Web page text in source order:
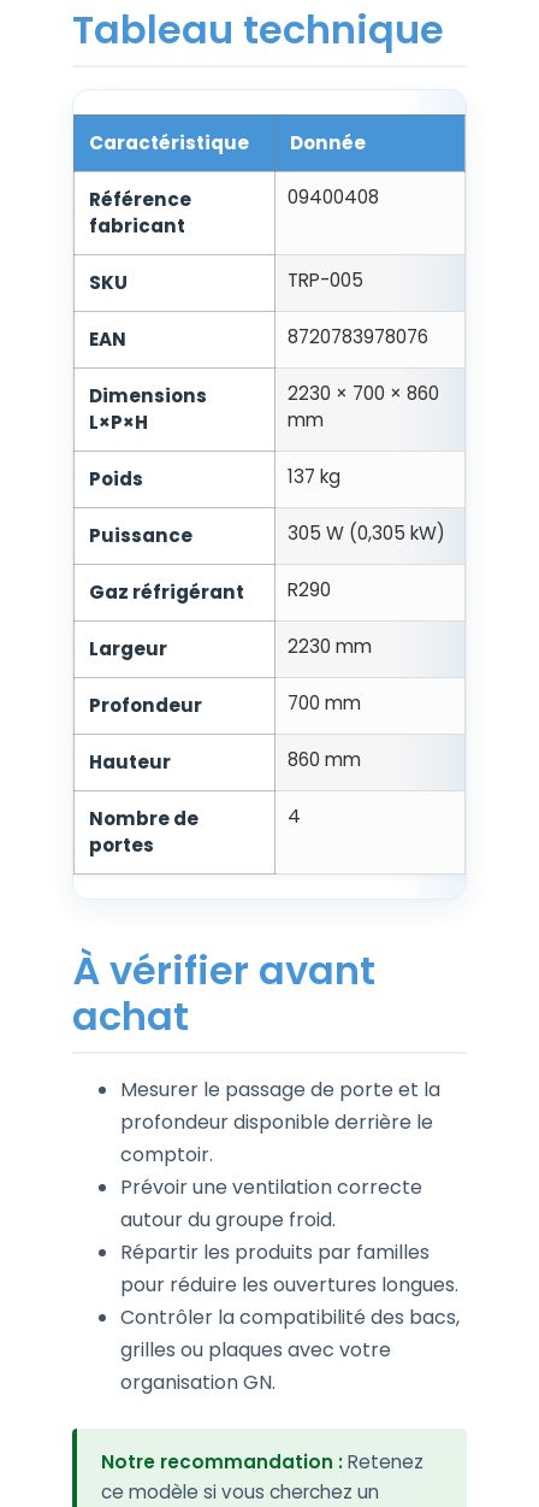
Tableau technique
Caractéristique Donnée
Référence
fabricant
09400408
SKU TRP-005
EAN 8720783978076
Dimensions
L×P×H
2230 × 700 × 860
mm
Poids 137 kg
Puissance 305 W (0,305 kW)
Gaz réfrigérant R290
Largeur 2230 mm
Profondeur 700 mm
Hauteur 860 mm
Nombre de
portes
4
À vérifier avant
achat
Mesurer le passage de porte et la
profondeur disponible derrière le
comptoir.
Prévoir une ventilation correcte
autour du groupe froid.
Répartir les produits par familles
pour réduire les ouvertures longues.
Contrôler la compatibilité des bacs,
grilles ou plaques avec votre
organisation GN.
Notre recommandation :Retenez
ce modèle si vous cherchez un